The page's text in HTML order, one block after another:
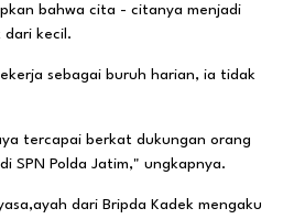
bahwa cita - citanya menjadi
dari kecil.
sebagai buruh harian, ia tidak
tercapai berkat dukungan orang
SPN Polda Jatim," ungkapnya.
dari Bripda Kadek mengaku